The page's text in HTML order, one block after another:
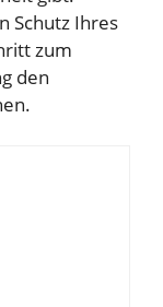
Schutz Ihres
zum
den